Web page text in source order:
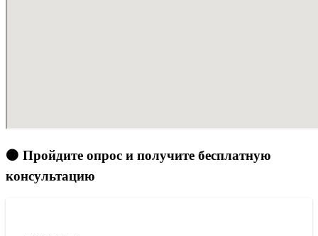
🟠 Пройдите опрос и получите бесплатную
консультацию